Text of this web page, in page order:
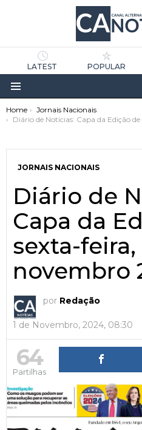
LATEST POPULAR
Menu
You are here:
Home
Jornais Nacionais
Diário de Notícias: Capa da Edição
JORNAIS NACIONAIS
Diário de
Capa da
sexta-feira,
novembro
por Redação
1 de Novembro, 2024, 08:30
64
Partilhas